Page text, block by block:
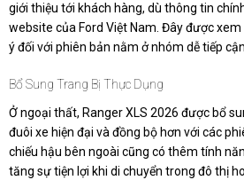
giới thiệu tới khách hàng, dù thông tin
website của Ford Việt Nam. Đây được
ý đối với phiên bản nằm ở nhóm dễ tiếp
Bổ Sung Trang Bị Thực Dụng
Ở ngoại thất, Ranger XLS 2026 được bổ
đuôi xe hiện đại và đồng bộ hơn với các
chiếu hậu bên ngoài cũng có thêm tính
tăng sự tiện lợi khi di chuyển trong đô thị